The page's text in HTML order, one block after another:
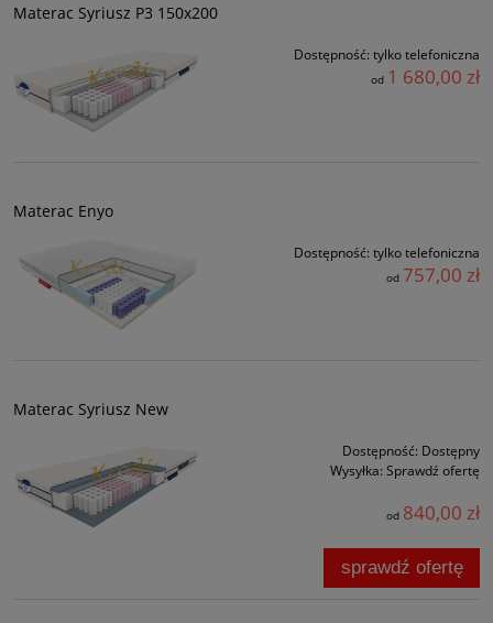
Materac Syriusz P3 150x200
Dostępność: tylko telefoniczna
od 1 680,00 zł
Materac Enyo
Dostępność: tylko telefoniczna
od 757,00 zł
Materac Syriusz New
Dostępność: Dostępny
Wysyłka: Sprawdź ofertę
od 840,00 zł
sprawdź ofertę